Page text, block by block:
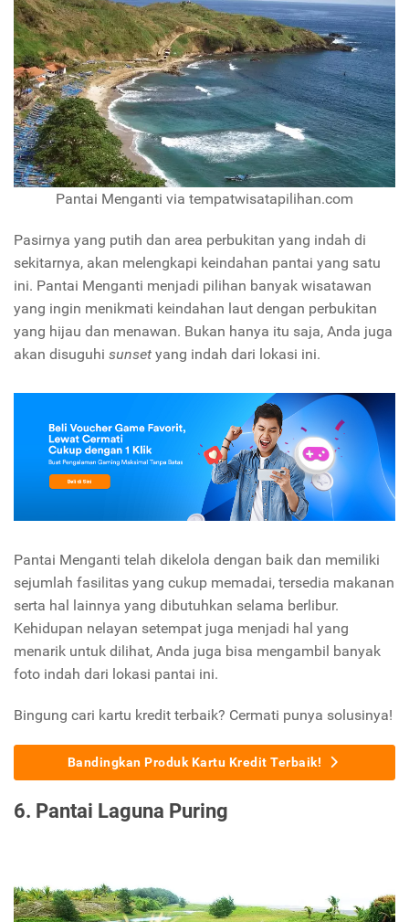
Pantai Menganti via tempatwisatapilihan.com
Pasirnya yang putih dan area perbukitan yang indah di
sekitarnya, akan melengkapi keindahan pantai yang satu
ini. Pantai Menganti menjadi pilihan banyak wisatawan
yang ingin menikmati keindahan laut dengan perbukitan
yang hijau dan menawan. Bukan hanya itu saja, Anda juga
akan disuguhi sunset yang indah dari lokasi ini.
Pantai Menganti telah dikelola dengan baik dan memiliki
sejumlah fasilitas yang cukup memadai, tersedia makanan
serta hal lainnya yang dibutuhkan selama berlibur.
Kehidupan nelayan setempat juga menjadi hal yang
menarik untuk dilihat, Anda juga bisa mengambil banyak
foto indah dari lokasi pantai ini.
Bingung cari kartu kredit terbaik? Cermati punya solusinya!
Bandingkan Produk Kartu Kredit Terbaik!
6. Pantai Laguna Puring